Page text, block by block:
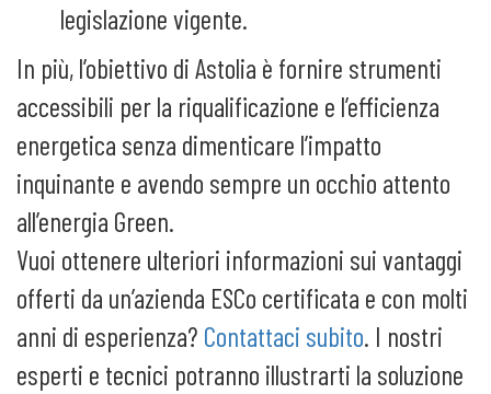
legislazione vigente.
In più, l’obiettivo di Astolia è fornire strumenti
accessibili per la riqualificazione e l’efficienza
energetica senza dimenticare l’impatto
inquinante e avendo sempre un occhio attento
all’energia Green.
Vuoi ottenere ulteriori informazioni sui vantaggi
offerti da un’azienda ESCo certificata e con molti
anni di esperienza? Contattaci subito. I nostri
esperti e tecnici potranno illustrarti la soluzione